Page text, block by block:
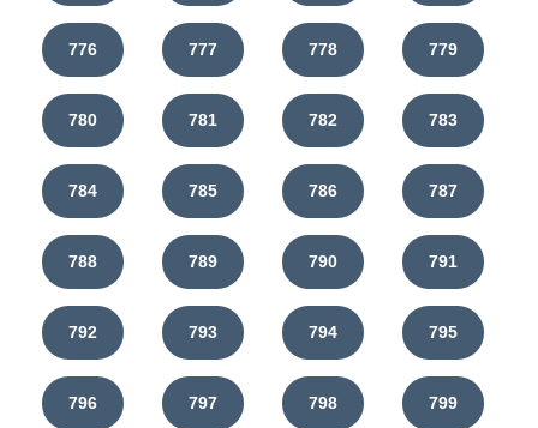
776 777 778 779
780 781 782 783
784 785 786 787
788 789 790 791
792 793 794 795
796 797 798 799